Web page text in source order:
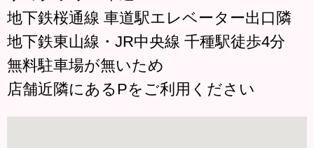
地下鉄桜通線 車道駅エレベーター出口隣
地下鉄東山線・JR中央線 千種駅徒歩4分
無料駐車場が無いため
店舗近隣にあるPをご利用ください